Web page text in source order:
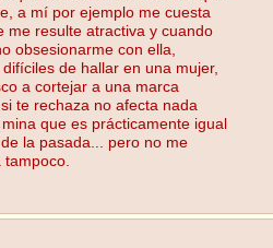
a mí por ejemplo me cuesta
me resulte atractiva y cuando
obsesionarme con ella,
de hallar en una mujer,
a cortejar a una marca
te rechaza no afecta nada
que es prácticamente igual
la pasada... pero no me